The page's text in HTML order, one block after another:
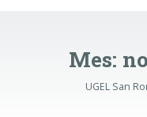
Mes:
UGEL San